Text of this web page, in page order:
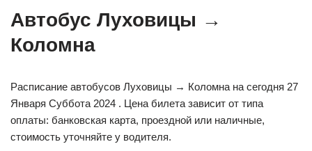
Автобус Луховицы →
Коломна
Расписание автобусов Луховицы → Коломна на сегодня 27
Января Суббота 2024 . Цена билета зависит от типа
оплаты: банковская карта, проездной или наличные,
стоимость уточняйте у водителя.